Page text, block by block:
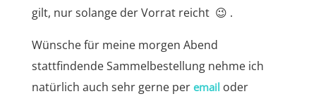
gilt, nur solange der Vorrat reicht 😉 .
Wünsche für meine morgen Abend
stattfindende Sammelbestellung nehme ich
natürlich auch sehr gerne peremail oder